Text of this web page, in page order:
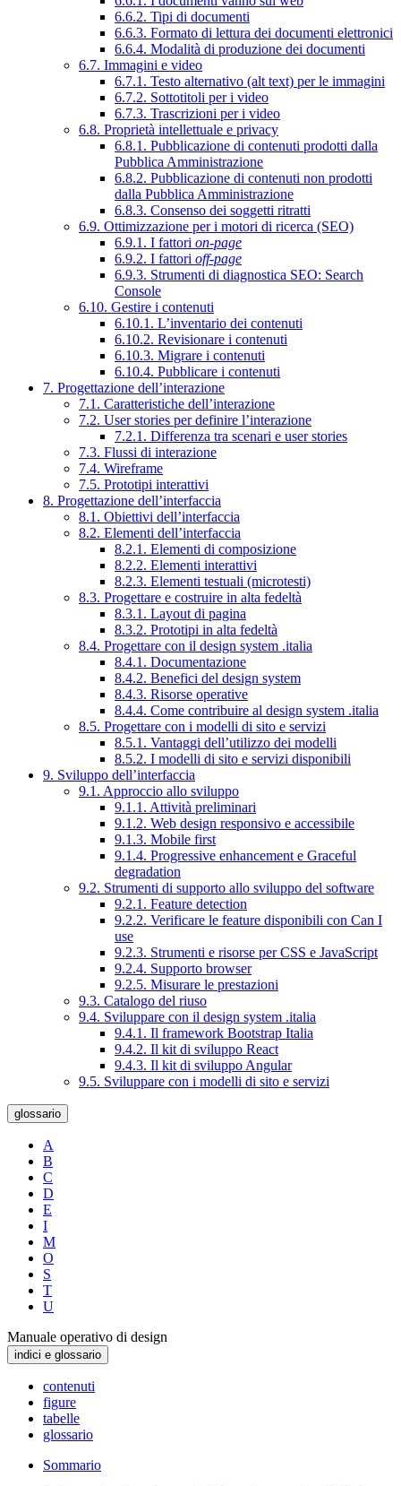
6.6.2. Tipi di documenti
6.6.3. Formato di lettura dei documenti elettronici
6.6.4. Modalità di produzione dei documenti
6.7. Immagini e video
6.7.1. Testo alternativo (alt text) per le immagini
6.7.2. Sottotitoli per i video
6.7.3. Trascrizioni per i video
6.8. Proprietà intellettuale e privacy
6.8.1. Pubblicazione di contenuti prodotti dalla
Pubblica Amministrazione
6.8.2. Pubblicazione di contenuti non prodotti
dalla Pubblica Amministrazione
6.8.3. Consenso dei soggetti ritratti
6.9. Ottimizzazione per i motori di ricerca (SEO)
6.9.1. I fattori on-page
6.9.2. I fattori off-page
6.9.3. Strumenti di diagnostica SEO: Search
Console
6.10. Gestire i contenuti
6.10.1. L’inventario dei contenuti
6.10.2. Revisionare i contenuti
6.10.3. Migrare i contenuti
6.10.4. Pubblicare i contenuti
7. Progettazione dell’interazione
7.1. Caratteristiche dell’interazione
7.2. User stories per definire l’interazione
7.2.1. Differenza tra scenari e user stories
7.3. Flussi di interazione
7.4. Wireframe
7.5. Prototipi interattivi
8. Progettazione dell’interfaccia
8.1. Obiettivi dell’interfaccia
8.2. Elementi dell’interfaccia
8.2.1. Elementi di composizione
8.2.2. Elementi interattivi
8.2.3. Elementi testuali (microtesti)
8.3. Progettare e costruire in alta fedeltà
8.3.1. Layout di pagina
8.3.2. Prototipi in alta fedeltà
8.4. Progettare con il design system .italia
8.4.1. Documentazione
8.4.2. Benefici del design system
8.4.3. Risorse operative
8.4.4. Come contribuire al design system .italia
8.5. Progettare con i modelli di sito e servizi
8.5.1. Vantaggi dell’utilizzo dei modelli
8.5.2. I modelli di sito e servizi disponibili
9. Sviluppo dell’interfaccia
9.1. Approccio allo sviluppo
9.1.1. Attività preliminari
9.1.2. Web design responsivo e accessibile
9.1.3. Mobile first
9.1.4. Progressive enhancement e Graceful
degradation
9.2. Strumenti di supporto allo sviluppo del software
9.2.1. Feature detection
9.2.2. Verificare le feature disponibili con Can I
use
9.2.3. Strumenti e risorse per CSS e JavaScript
9.2.4. Supporto browser
9.2.5. Misurare le prestazioni
9.3. Catalogo del riuso
9.4. Sviluppare con il design system .italia
9.4.1. Il framework Bootstrap Italia
9.4.2. Il kit di sviluppo React
9.4.3. Il kit di sviluppo Angular
9.5. Sviluppare con i modelli di sito e servizi
glossario
A
B
C
D
E
I
M
O
S
T
U
Manuale operativo di design
indici e glossario
contenuti
figure
tabelle
glossario
Sommario